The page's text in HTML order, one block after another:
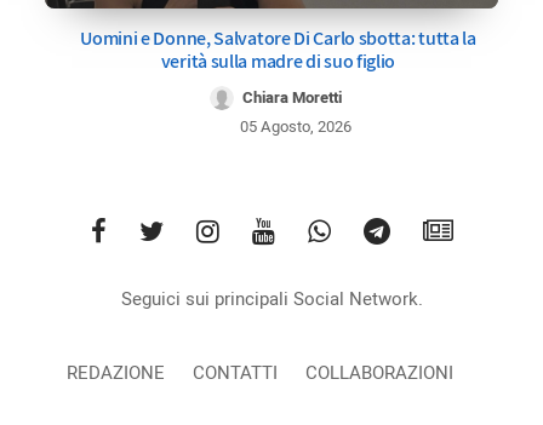
Uomini e Donne, Salvatore Di Carlo sbotta: tutta la
verità sulla madre di suo figlio
Chiara Moretti
05 Agosto, 2026
Seguici sui principali Social Network.
REDAZIONE CONTATTI COLLABORAZIONI